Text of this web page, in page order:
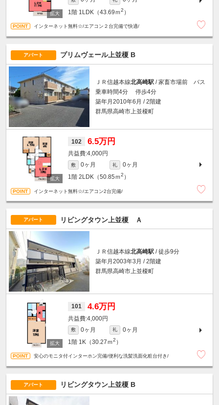
1階 1LDK（43.69ｍ2 ）
インターネット無料☆/エアコン２台完備で快適/
アパート プリムヴェール上並榎 B
ＪＲ信越本線北高崎駅 / 家畜市場前 バス
乗車時間4分 停歩4分
築年月2010年6月 / 2階建
群馬県高崎市上並榎町
102 6.5万円
4,000円
敷 0ヶ月 礼
0ヶ月
1階 2LDK（50.85ｍ2 ）
インターネット無料☆/エアコン2台完備/
アパート リビングタウン上並榎 Ａ
ＪＲ信越本線北高崎駅 / 徒歩9分
築年月2003年3月 / 2階建
群馬県高崎市上並榎町
101 4.6万円
4,000円
敷 0ヶ月 礼
0ヶ月
1階 1K（30.27ｍ2 ）
安心のモニタ付インターホン完備/便利な洗髪洗面化粧台付き/
アパート リビングタウン上並榎 B